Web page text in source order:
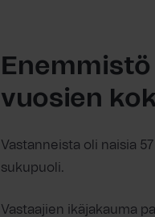
vuosien
Vastanneista oli naisia
sukupuoli.
Vastaajien ikäjakauma